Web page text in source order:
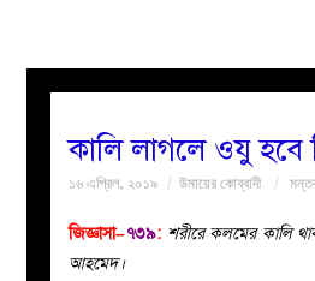
নারীদের
কালি লাগলে ওযু হবে
১৬ এপ্রিল, ২০১৯ উমায়ের কোব্বাদী
জিজ্ঞাসা–৭৩৯: শরীরে কলমের কালি
আহমেদ।